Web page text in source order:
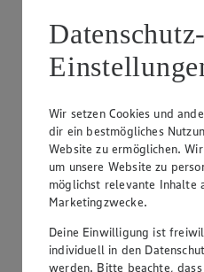
Die neue YUMMI ist
Datenschutz-
Wir setzen Cookies und
dir ein bestmögliches
Website zu ermöglichen.
um unsere Website zu
möglichst relevante Inhalte
Marketingzwecke.
Deine Einwilligung ist
individuell in den
werden. Bitte beachte,